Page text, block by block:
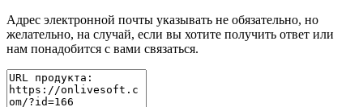
Адрес электронной почты указывать не обязательно, но
желательно, на случай, если вы хотите получить ответ или
нам понадобится с вами связаться.